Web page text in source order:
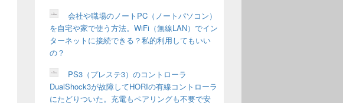
会社や職場のノートPC（ノートパソコン）
を自宅や家で使う方法。WiFi（無線LAN）でイン
ターネットに接続できる？私的利用してもいい
の？
PS3（プレステ3）のコントローラ
DualShock3が故障してHORIの有線コントローラ
にたどりついた。充電もペアリングも不要で安